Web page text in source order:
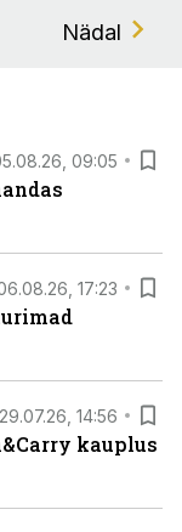
Nädal
09:05
17:23
29.07.26, 14:56
kauplus